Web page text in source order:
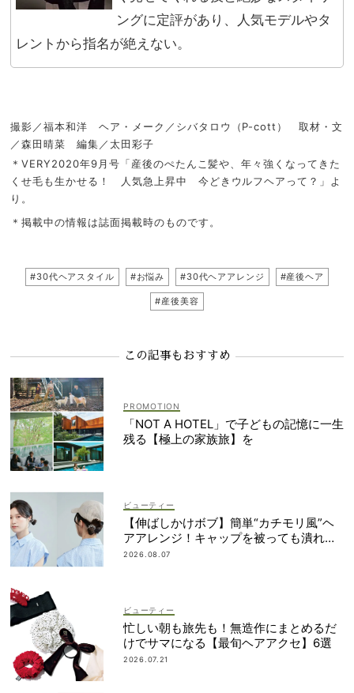
ングに定評があり、人気モデルやタ
レントから指名が絶えない。
撮影／福本和洋 ヘア・メーク／シバタロウ（P-cott） 取材・文
／森田晴菜 編集／太田彩子
＊VERY2020年9月号「産後のぺたんこ髪や、年々強くなってきた
くせ毛も生かせる！ 人気急上昇中 今どきウルフヘアって？」よ
り。
＊掲載中の情報は誌面掲載時のものです。
#30代ヘアスタイル #お悩み #30代ヘアアレンジ #産後ヘア
#産後美容
この記事もおすすめ
「NOT A HOTEL」で子どもの記憶に一生
残る【極上の家族旅】を
ビューティー
【伸ばしかけボブ】簡単“カチモリ風”ヘ
アアレンジ！キャップを被っても潰れな
い
2026.08.07
ビューティー
忙しい朝も旅先も！無造作にまとめるだ
けでサマになる【最旬ヘアアクセ】6選
2026.07.21